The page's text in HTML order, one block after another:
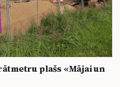
plašs «Mājai un